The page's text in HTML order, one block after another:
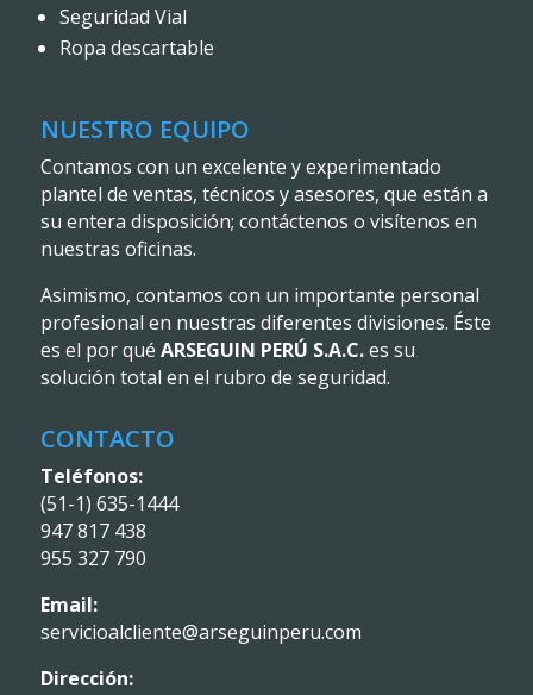
Seguridad Vial
Ropa descartable
NUESTRO EQUIPO
Contamos con un excelente y experimentado
plantel de ventas, técnicos y asesores, que están a
su entera disposición; contáctenos o visítenos en
nuestras oficinas.
Asimismo, contamos con un importante personal
profesional en nuestras diferentes divisiones. Éste
es el por qué ARSEGUIN PERÚ S.A.C.es su
solución total en el rubro de seguridad.
CONTACTO
Teléfonos:
(51-1) 635-1444
947 817 438
955 327 790
Email:
servicioalcliente@arseguinperu.com
Dirección: